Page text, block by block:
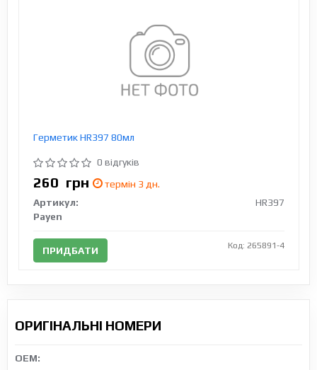
Герметик HR397 80мл
0 відгуків
260 грн
термін 3 дн.
Артикул:
HR397
Payen
ПРИДБАТИ Код: 265891-4
ОРИГІНАЛЬНІ НОМЕРИ
OEM: